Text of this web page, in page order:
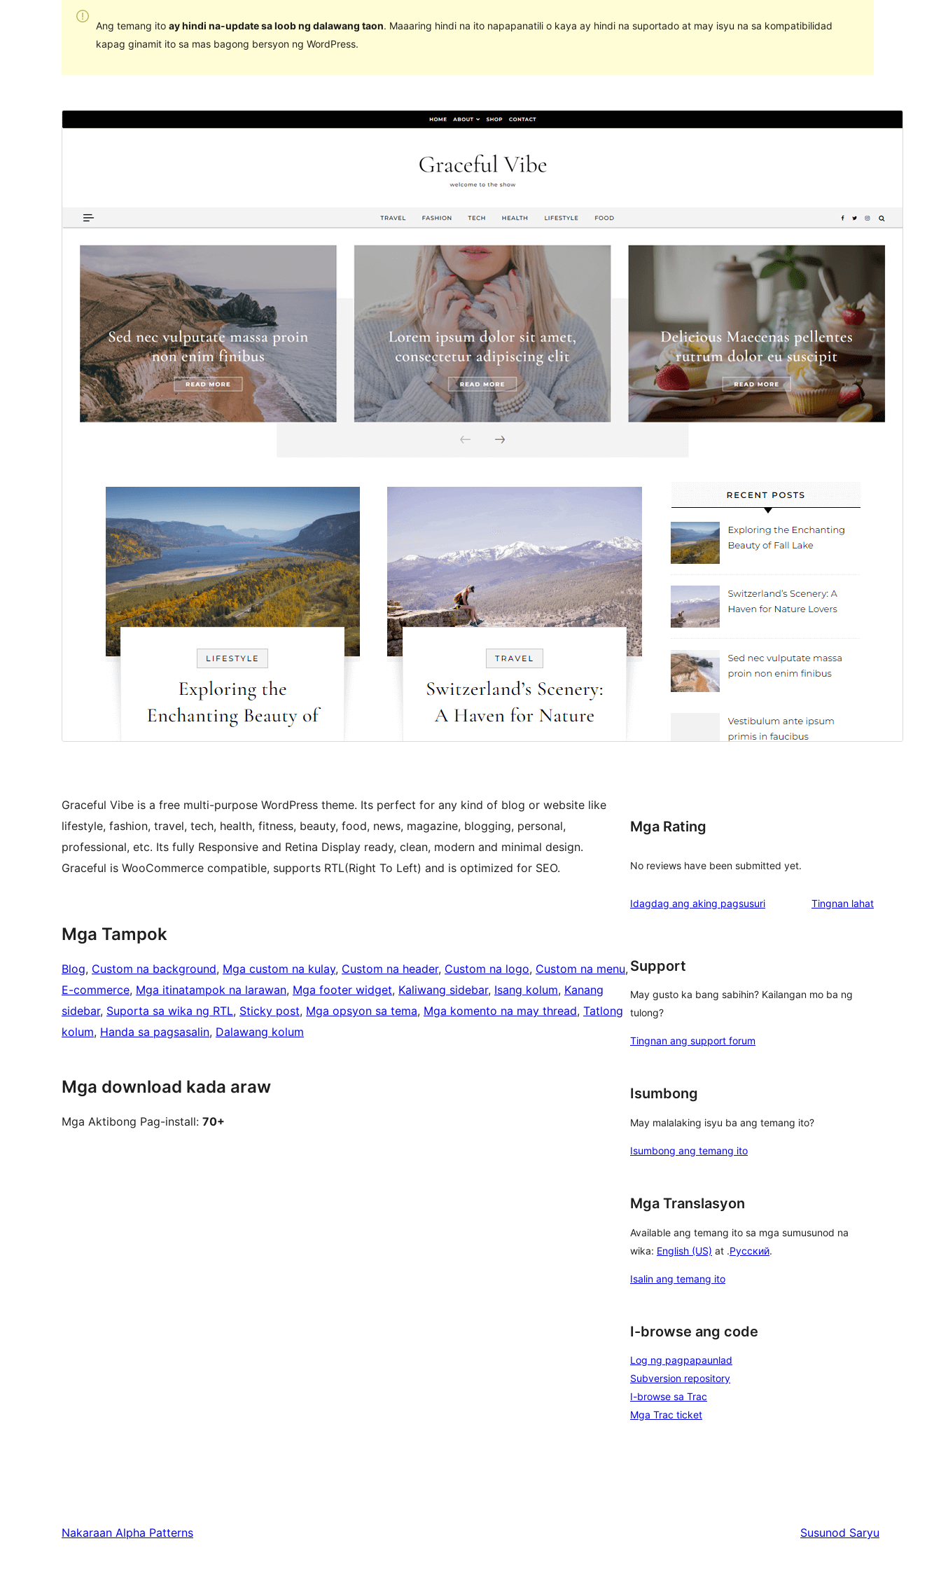
Ang temang ito ay hindi na-update sa loob ng dalawang taon. Maaaring hindi na ito napapanatili o kaya ay hindi na suportado at may isyu na sa kompatibilidad
kapag ginamit ito sa mas bagong bersyon ng WordPress.
Huling na-update
Setyembre 22, 2023
Mga aktibong pag-install
70+
Bersyon ng WordPress
Graceful Vibe is a free multi-purpose WordPress theme. Its perfect for any kind of blog or website like
lifestyle, fashion, travel, tech, health, fitness, beauty, food, news, magazine, blogging, personal,
professional, etc. Its fully Responsive and Retina Display ready, clean, modern and minimal design.
Graceful is WooCommerce compatible, supports RTL(Right To Left) and is optimized for SEO.
Mga Tampok
Blog, Custom na background, Mga custom na kulay, Custom na header, Custom na logo, Custom na menu ,
E-commerce, Mga itinatampok na larawan, Mga footer widget, Kaliwang sidebar, Isang kolum, Kanang
sidebar, Suporta sa wika ng RTL, Sticky post, Mga opsyon sa tema, Mga komento na may thread, Tatlong
kolum, Handa sa pagsasalin, Dalawang kolum
Mga download kada araw
Mga Aktibong Pag-install: 70+
Mga Rating
No reviews have been submitted yet.
Idagdag ang aking pagsusuri Tingnan lahatng
Support
May gusto ka bang sabihin? Kailangan mo ba ng
tulong?
Tingnan ang support forum
Isumbong
May malalaking isyu ba ang temang ito?
Isumbong ang temang ito
Mga Translasyon
Available ang temang ito sa mga sumusunod na
wika: English (US) at .Русский.
Isalin ang temang ito
I-browse ang code
Log ng pagpapaunlad
Subversion repository
I-browse sa Trac
Mga Trac ticket
Nakaraan Alpha Patterns Susunod Saryu